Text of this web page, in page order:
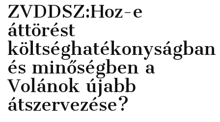
ZVDDSZ:Hoz-e
áttörést
költséghatékonyságban
és minőségben a
Volánok újabb
átszervezése?